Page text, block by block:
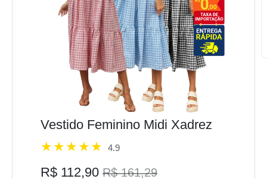
Vestido Feminino Midi Xadrez
4.9
R$ 112,90 R$ 161,29